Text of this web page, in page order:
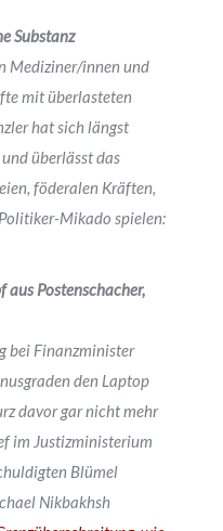
Substanz
Mediziner/innen und
mit überlasteten
hat sich längst
überlässt das
föderalen Kräften,
Mikado spielen:
aus Postenschacher,
bei Finanzminister
den Laptop
davor gar nicht mehr
im Justizministerium
Blümel
Nikbakhsh